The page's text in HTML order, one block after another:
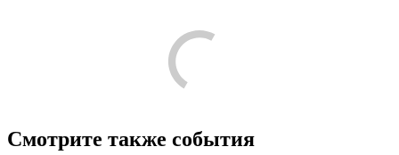
Смотрите также события